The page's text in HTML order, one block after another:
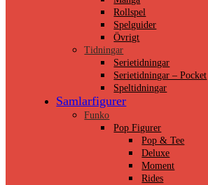
Rollspel
Spelguider
Övrigt
Tidningar
Serietidningar
Serietidningar – Pocket
Speltidningar
Samlarfigurer
Funko
Pop Figurer
Pop & Tee
Deluxe
Moment
Rides